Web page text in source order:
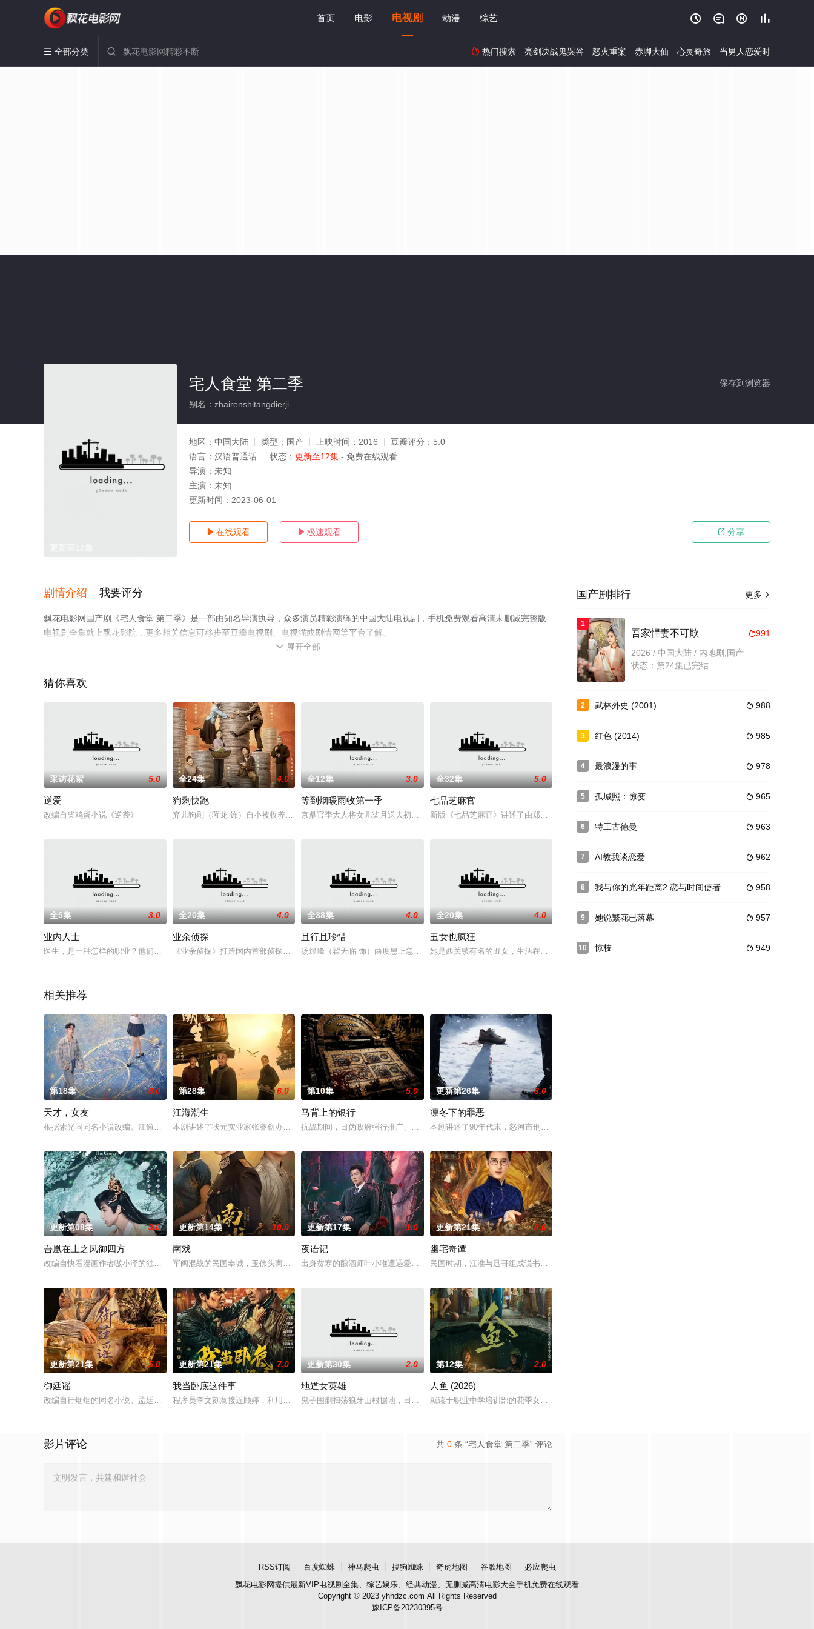
首页 电影 电视剧 动漫 综艺    
 全部分类   热门搜索 亮剑决战鬼哭谷 怒火重案 赤脚大仙 心灵奇旅 当男人恋爱时
保存到浏览器
宅人食堂 第二季
别名：zhairenshitangdierji
地区： 中国大陆 类型： 国产 上映时间： 2016 豆瓣评分： 5.0
语言： 汉语普通话 状态： 更新至12集 - 免费在线观看
导演： 未知
主演： 未知
更新时间： 2023-06-01
 在线观看  极速观看  分享
剧情介绍 我要评分
飘花电影网国产剧《宅人食堂 第二季》是一部由知名导演执导，众多演员精彩演绎的中国大陆电视剧，手机免费观看高清未删减完整版
电视剧全集就上飘花影院，更多相关信息可移步至豆瓣电视剧、电视猫或剧情网等平台了解。
。
 展开全部
猜你喜欢
采访花絮 5.0
逆爱
改编自柴鸡蛋小说《逆袭》
全24集 4.0
狗剩快跑
弃儿狗剩（蒋龙 饰）自小被收养，为了赚钱娶媳妇替傻子兄弟王毛当兵。在从军过程中狗剩遭到同村情敌杨三（蒋易 饰）的设计陷害，又经历了许多光怪陆离、惊
全12集 3.0
等到烟暖雨收第一季
京鼎官季大人将女儿柒月送去初府拜师初家二公子学艺，并改名易落（何蓝逗 饰 ）。二公子初澈（冯荔军饰）有着绝世美颜却性情孤傲，神秘的疾
全32集 5.0
七品芝麻官
新版《七品芝麻官》讲述了由郑则仕所饰演的桃园县县令“常知足”学识渊博，智慧过人，在其为官的过程中努
全5集 3.0
业内人士
医生，是一种怎样的职业？他们见证着生死，他们掌握着治病救人的良方。本系列纪录片带你走进北京4家知名医院，跟随拍摄顶尖专家和优秀的年轻医生，展现他们
全20集 4.0
业余侦探
《业余侦探》打造国内首部侦探悬疑推理题材，以一部匿名投稿的连载惊悚小说，预言成为真实的连环谋杀案为主要线索，展现上世纪四十年代上海滩一个旷世奇案。
全38集 4.0
且行且珍惜
汤煜峰（翟天临 饰）两度患上急性白血病，徘徊在生与死的边缘。多亏了一位名叫程紫月（高露 饰）的志愿者无私的贡献出了她的骨髓，汤煜峰才
全20集 4.0
丑女也疯狂
她是西关镇有名的丑女，生活在一个重组家庭。丑陋的相貌给她带来生活的种种艰辛，但是乐观善良却是她
相关推荐
第18集 8.0
天才，女友
根据素光同同名小说改编。江逾白长大以后，林知夏忽然对他说：“江逾白，我喜欢你，哲学和生物学意义上的喜欢。”那个夜晚，他脸颊微热，还听见自己加速的心
第28集 6.0
江海潮生
本剧讲述了状元实业家张謇创办大生企业，实业报国的故事。甲午战争后，国家蒙羞，张謇虽高中状元，却渴望寻求强国之路。他毅然弃政从商，殚精竭虑，创办了中
第10集 5.0
马背上的银行
抗战期间，日伪政府强行推广、使用由“中国准备银行”发行的伪钞货币。根据党中央指示，高景波、徐邵梁、孙希光和黄鹰等人开始筹备建立冀南银
更新第26集 8.0
凛冬下的罪恶
本剧讲述了90年代末，怒河市刑侦支队在无普及监控、无DNA鉴定技术的支持下，通过摸排、勘查等传统刑
更新第08集 3.0
吾凰在上之凤御四方
改编自快看漫画作者嗷小泽的独家连载漫画《吾凰在上》。
更新第14集 10.0
南戏
军阀混战的民国奉城，玉佛头离奇失窃，戏班主横尸戏台，将冷血少帅许又安与昆曲名伶荣筱楠推向不死不休的对立绝境。而他们不知，对方正是自己苦寻多年的患难
更新第17集 1.0
夜语记
出身贫寒的酿酒师叶小唯遭遇爱人程桉、恩师林晚媚的双重背叛。她从恨意中涅槃重生，借私生女桑落的身份入住程家。她步步为营，周旋在各怀
更新第21集 8.0
幽宅奇谭
民国时期，江淮与迅哥组成说书班子，偶遇“白天人住屋，晚上鬼占房”的阴阳宅，江淮被掳走配“阴婚”。他与
更新第21集 5.0
御廷谣
改编自行烟烟的同名小说。孟廷辉，大平王朝有史以来个以女子进士科三元及第入翰林院的奇女子。十年前的她被他从死人堆里救出来，蓬头垢面口齿不清。十年后的
更新第21集 7.0
我当卧底这件事
程序员李文刻意接近顾婷，利用顾炎女儿奴的属性，请求老炮儿顾炎带自己用程序员身份卧底电诈集团以求查出未婚妻离奇死亡的真相。两人联手查出诈骗团伙头目阎
更新第30集 2.0
地道女英雄
鬼子围剿扫荡狼牙山根据地，日军大队长野田天一、中队长三木武夫等带兵参加围剿。冀中军区损失惨重，袁政委不幸牺牲。杨团长指挥突围，季
第12集 2.0
人鱼 (2026)
就读于职业中学培训部的花季女生苏琳（黄杨钿甜 饰），虽自小被父母忽视，在艰苦环境中长大，但她始终
共 0 条 “宅人食堂 第二季” 评论
影片评论
更多 
国产剧排行
1
991
吾家悍妻不可欺
2026 / 中国大陆 / 内地剧,国产
状态：第24集已完结
2  988
武林外史 (2001)
3  985
红色 (2014)
4  978
最浪漫的事
5  965
孤城照：惊变
6  963
特工古德曼
7  962
AI教我谈恋爱
8  958
我与你的光年距离2 恋与时间使者
9  957
她说繁花已落幕
10  949
惊枝
RSS订阅 百度蜘蛛 神马爬虫 搜狗蜘蛛 奇虎地图 谷歌地图
必应爬虫
飘花电影网提供最新VIP电视剧全集、综艺娱乐、经典动漫、无删减高清电影大全手机免费在线观看
Copyright © 2023 yhhdzc.com All Rights Reserved
豫ICP备20230395号